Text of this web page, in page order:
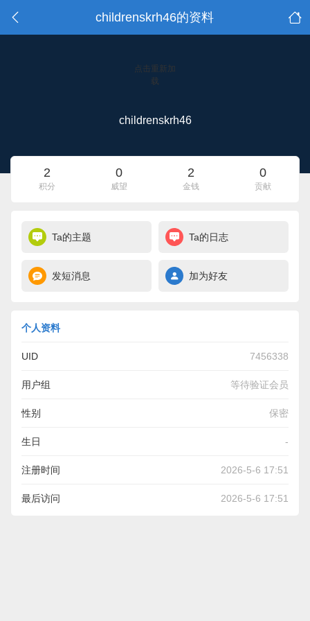
childrenskrh46的资料
点击重新加
载
childrenskrh46
2
积分
0
威望
2
金钱
0
贡献
Ta的主题 Ta的日志
发短消息 加为好友
个人资料
UID 7456338
用户组 等待验证会员
性别 保密
生日 -
注册时间 2026-5-6 17:51
最后访问 2026-5-6 17:51